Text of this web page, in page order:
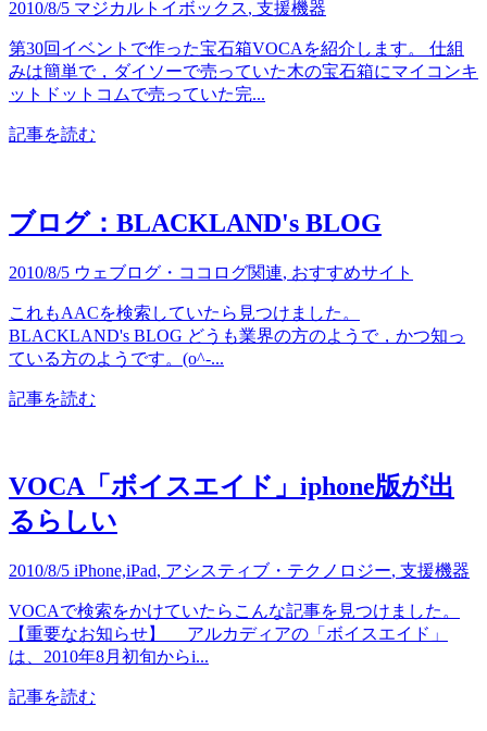
2010/8/5 マジカルトイボックス, 支援機器
第30回イベントで作った宝石箱VOCAを紹介します。 仕組
みは簡単で，ダイソーで売っていた木の宝石箱にマイコンキ
ットドットコムで売っていた完...
記事を読む
ブログ：BLACKLAND's BLOG
2010/8/5 ウェブログ・ココログ関連, おすすめサイト
これもAACを検索していたら見つけました。
BLACKLAND's BLOG どうも業界の方のようで，かつ知っ
ている方のようです。(o^-...
記事を読む
VOCA「ボイスエイド」iphone版が出
るらしい
2010/8/5 iPhone,iPad, アシスティブ・テクノロジー, 支援機器
VOCAで検索をかけていたらこんな記事を見つけました。
【重要なお知らせ】 アルカディアの「ボイスエイド」
は、2010年8月初旬からi...
記事を読む